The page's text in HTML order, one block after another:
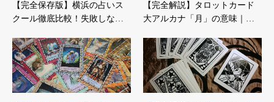
【完全保存版】横浜の占いス
クール徹底比較！失敗しな…
【完全解説】タロットカード
大アルカナ「月」の意味｜…